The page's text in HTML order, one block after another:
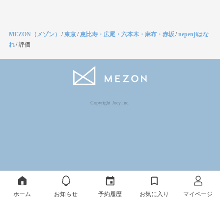
MEZON（メゾン） /東京/恵比寿・広尾・六本木・麻布・赤坂/nepenjiはな
れ/評価
Copyright Jocy inc.
ホーム お知らせ 予約履歴 お気に入り マイページ